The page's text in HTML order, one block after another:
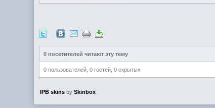
0 посетителей читают эту тему
0 пользователей, 0 гостей, 0 скрытых
IPB skins bySkinbox